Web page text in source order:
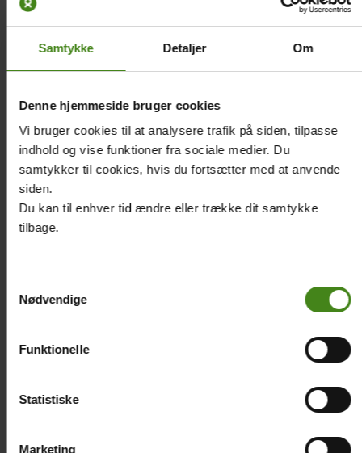
Samtykke Detaljer Om
Denne hjemmeside bruger cookies
Vi bruger cookies til at analysere trafik på siden, tilpasse
indhold og vise funktioner fra sociale medier. Du
samtykker til cookies, hvis du fortsætter med at anvende
siden.
Du kan til enhver tid ændre eller trække dit samtykke
tilbage.
Nødvendige
Funktionelle
Statistiske
Marketing
får først deres syn, når de bliver to måneder gamle.
Hvis en uheldig alligator kommer forbi, skal den passe på.
For jaguarer kan godt fange en alligator til aftensmad.
Farvelæg
Print PDF'en ud og farvelæg jaguaren